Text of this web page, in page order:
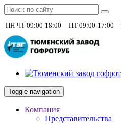
ПН-ЧТ 09:00-18:00 ПТ 09:00-17:00
Toggle navigation
Компания
Представительства